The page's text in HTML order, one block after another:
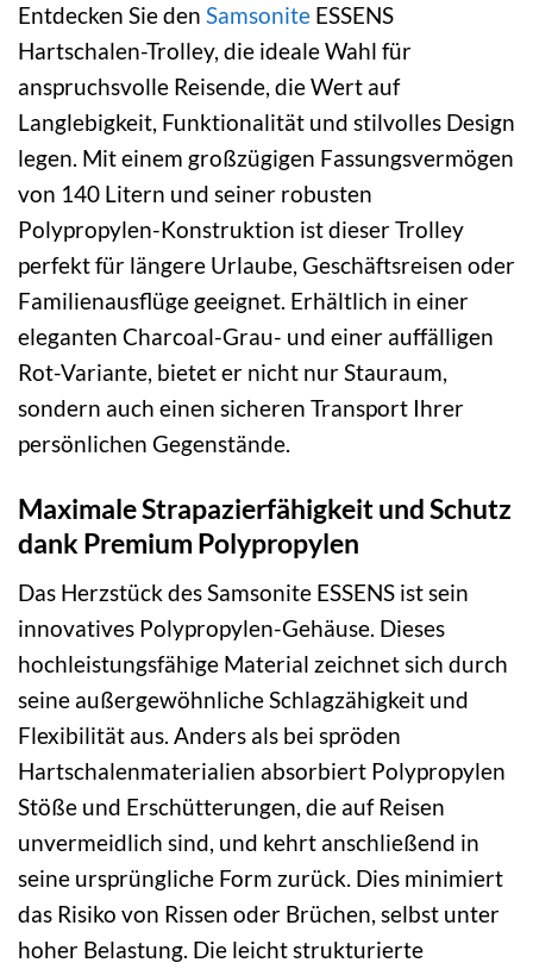
Entdecken Sie den Samsonite ESSENS
Hartschalen-Trolley, die ideale Wahl für
anspruchsvolle Reisende, die Wert auf
Langlebigkeit, Funktionalität und stilvolles Design
legen. Mit einem großzügigen Fassungsvermögen
von 140 Litern und seiner robusten
Polypropylen-Konstruktion ist dieser Trolley
perfekt für längere Urlaube, Geschäftsreisen oder
Familienausflüge geeignet. Erhältlich in einer
eleganten Charcoal-Grau- und einer auffälligen
Rot-Variante, bietet er nicht nur Stauraum,
sondern auch einen sicheren Transport Ihrer
persönlichen Gegenstände.
Maximale Strapazierfähigkeit und Schutz
dank Premium Polypropylen
Das Herzstück des Samsonite ESSENS ist sein
innovatives Polypropylen-Gehäuse. Dieses
hochleistungsfähige Material zeichnet sich durch
seine außergewöhnliche Schlagzähigkeit und
Flexibilität aus. Anders als bei spröden
Hartschalenmaterialien absorbiert Polypropylen
Stöße und Erschütterungen, die auf Reisen
unvermeidlich sind, und kehrt anschließend in
seine ursprüngliche Form zurück. Dies minimiert
das Risiko von Rissen oder Brüchen, selbst unter
hoher Belastung. Die leicht strukturierte